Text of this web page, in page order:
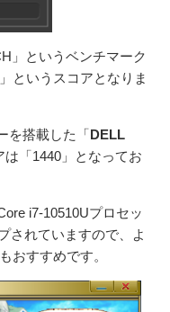
」というベンチマーク
というスコアとなりま
を搭載した「DELL
は「1440」となってお
i7-10510Uプロセッ
されていますので、よ
おすすめです。